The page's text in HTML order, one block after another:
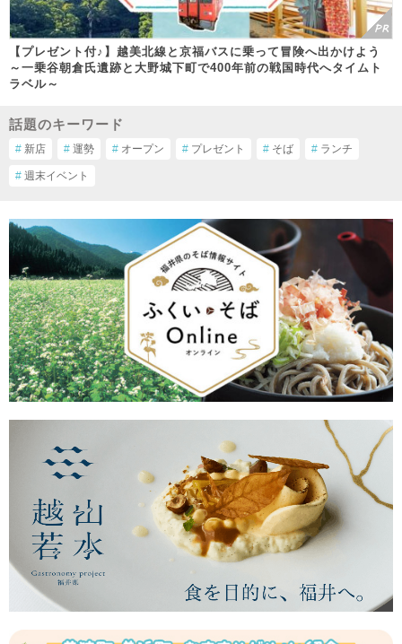
【プレゼント付♪】越美北線と京福バスに乗って冒険へ出かけよう
～一乗谷朝倉氏遺跡と大野城下町で400年前の戦国時代へタイムト
ラベル～
話題のキーワード
# 新店 # 運勢 # オープン # プレゼント # そば # ランチ
# 週末イベント